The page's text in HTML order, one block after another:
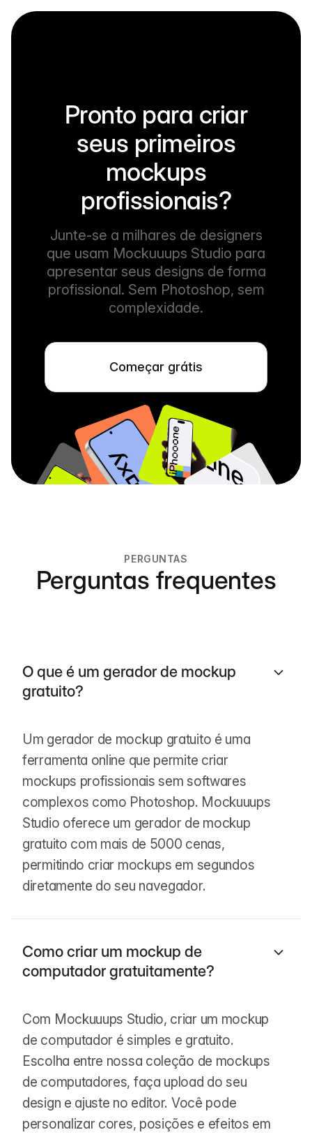
Pronto para criar
seus primeiros
mockups
profissionais?
Junte-se a milhares de designers
que usam Mockuuups Studio para
apresentar seus designs de forma
profissional. Sem Photoshop, sem
complexidade.
Começar grátis
PERGUNTAS
Perguntas frequentes
O que é um gerador de mockup
gratuito?
Um gerador de mockup gratuito é uma
ferramenta online que permite criar
mockups profissionais sem softwares
complexos como Photoshop. Mockuuups
Studio oferece um gerador de mockup
gratuito com mais de 5000 cenas,
permitindo criar mockups em segundos
diretamente do seu navegador.
Como criar um mockup de
computador gratuitamente?
Com Mockuuups Studio, criar um mockup
de computador é simples e gratuito.
Escolha entre nossa coleção de mockups
de computadores, faça upload do seu
design e ajuste no editor. Você pode
personalizar cores, posições e efeitos em